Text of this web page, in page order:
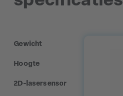
Gewicht
Hoogte
2D-lasersensor